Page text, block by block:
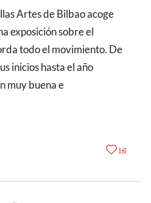
exposición sobre el
todo el movimiento. De
inicios hasta el año
muy buena e
16